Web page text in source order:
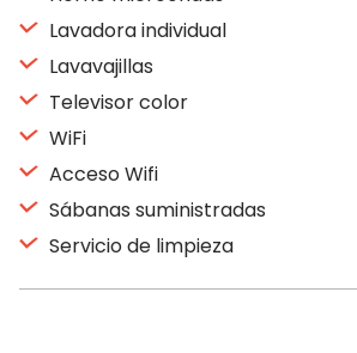
Lavadora individual
Lavavajillas
Televisor color
WiFi
Acceso Wifi
Sábanas suministradas
Servicio de limpieza